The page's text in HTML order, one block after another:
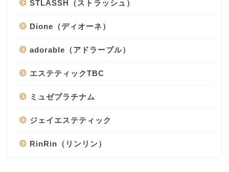
STLASSH（ストラッシュ）
Dione（ディオーネ）
adorable（アドラーブル）
エステティックTBC
ミュゼプラチナム
ジェイエステティック
RinRin（リンリン）